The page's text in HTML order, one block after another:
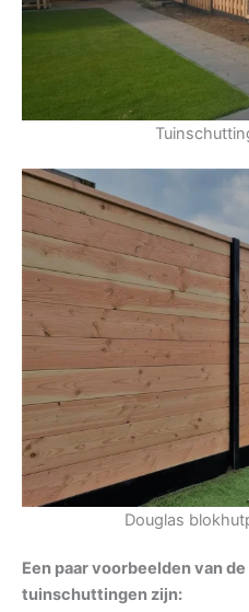
Douglas
Een paar voorbeelden van
tuinschuttingen zijn: